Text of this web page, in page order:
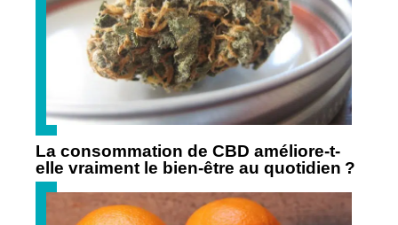
La consommation de CBD améliore-t-
elle vraiment le bien-être au quotidien ?